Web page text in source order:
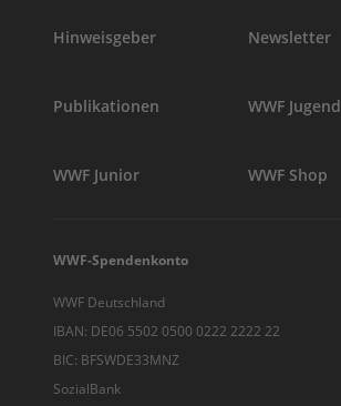
Hinweisgeber Newsletter
Publikationen WWF Jugend
WWF Junior WWF Shop
WWF-Spendenkonto
WWF Deutschland
IBAN: DE06 5502 0500 0222 2222 22
BIC: BFSWDE33MNZ
SozialBank